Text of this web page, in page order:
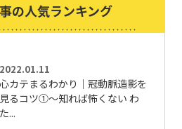
の人気ランキング
2022.01.11
心カテまるわかり｜冠動脈造影を
見るコツ①～知れば怖くない わ
た...